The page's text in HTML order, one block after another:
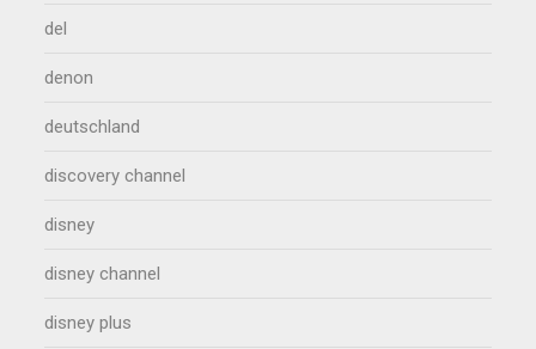
del
denon
deutschland
discovery channel
disney
disney channel
disney plus